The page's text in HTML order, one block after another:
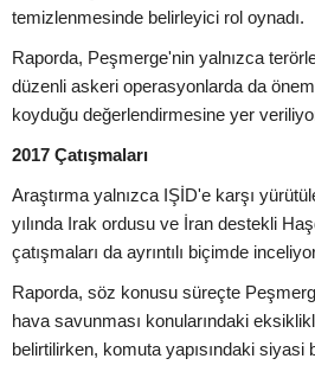
temizlenmesinde belirleyici rol oynadı.
Raporda, Peşmerge'nin yalnızca
düzenli askeri operasyonlarda da
koyduğu değerlendirmesine yer
2017 Çatışmaları
Araştırma yalnızca IŞİD'e karşı
yılında Irak ordusu ve İran destekli
çatışmaları da ayrıntılı biçimde
Raporda, söz konusu süreçte
hava savunması konularındaki
belirtilirken, komuta yapısındaki siyasi